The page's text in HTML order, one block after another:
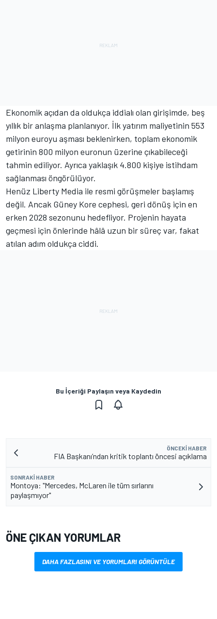
Ekonomik açıdan da oldukça iddialı olan girişimde, beş
yıllık bir anlaşma planlanıyor. İlk yatırım maliyetinin 553
milyon euroyu aşması beklenirken, toplam ekonomik
getirinin 800 milyon euronun üzerine çıkabileceği
tahmin ediliyor. Ayrıca yaklaşık 4.800 kişiye istihdam
sağlanması öngörülüyor.
Henüz Liberty Media ile resmi görüşmeler başlamış
değil. Ancak Güney Kore cephesi, geri dönüş için en
erken 2028 sezonunu hedefliyor. Projenin hayata
geçmesi için önlerinde hâlâ uzun bir süreç var, fakat
atılan adım oldukça ciddi.
Bu İçeriği Paylaşın veya Kaydedin
ÖNCEKI HABER
FIA Başkanı’ndan kritik toplantı öncesi açıklama
SONRAKI HABER
Montoya: "Mercedes, McLaren ile tüm sırlarını
paylaşmıyor"
ÖNE ÇIKAN YORUMLAR
DAHA FAZLASINI VE YORUMLARI GÖRÜNTÜLE